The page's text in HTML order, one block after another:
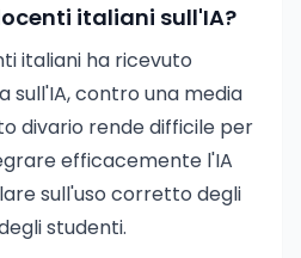
italiani sull'IA?
italiani ha ricevuto
sull'IA, contro una media
divario rende difficile per
efficacemente l'IA
sull'uso corretto degli
studenti.